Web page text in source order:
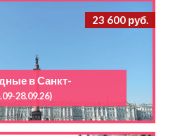
23 600 руб.
в Санкт-
28.09.26)